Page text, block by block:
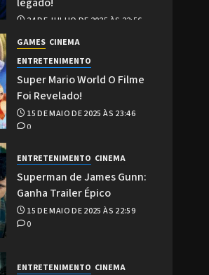
24 DE JULHO DE 2025 ÀS 22:56
GAMES CINEMA
ENTRETENIMENTO
Super Mario World O Filme
Foi Revelado!
15 DE MAIO DE 2025 ÀS 23:46
0
ENTRETENIMENTO CINEMA
Superman de James Gunn:
Ganha Trailer Épico
15 DE MAIO DE 2025 ÀS 22:59
0
ENTRETENIMENTO CINEMA